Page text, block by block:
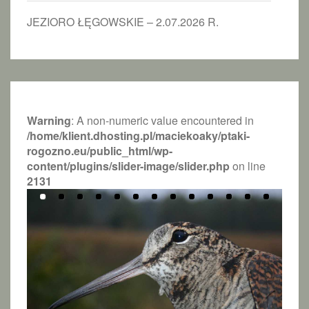
JEZIORO ŁĘGOWSKIE – 2.07.2026 R.
Warning: A non-numeric value encountered in
/home/klient.dhosting.pl/maciekoaky/ptaki-
rogozno.eu/public_html/wp-
content/plugins/slider-image/slider.php on line
2131